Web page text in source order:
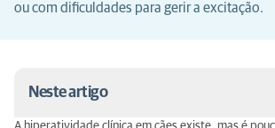
ou com dificuldades para gerir a excitação.
Neste artigo